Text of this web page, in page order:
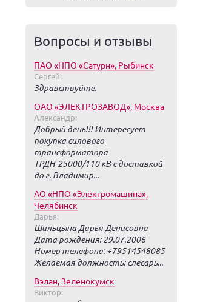
Вопросы и отзывы
ПАО «НПО «Сатурн», Рыбинск
Сергей:
Здравствуйте.
ОАО «ЭЛЕКТРОЗАВОД», Москва
Александр:
Добрый день!!! Интересует
покупка силового
трансформатора
ТРДН-25000/110 кВ с доставкой
до г. Владимир...
АО «НПО «Электромашина»,
Челябинск
Дарья:
Шильцына Дарья Денисовна
Дата рождения: 29.07.2006
Номер телефона: +79514548085
Желаемая должность: слесарь...
Вэлан, Зеленокумск
Виктор: